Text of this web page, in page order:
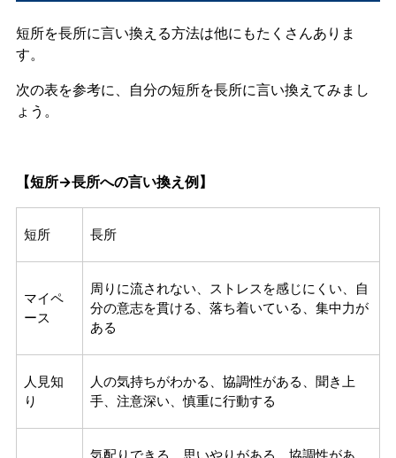
短所を長所に言い換える方法は他にもたくさんありま
す。
次の表を参考に、自分の短所を長所に言い換えてみまし
ょう。
【短所→長所への言い換え例】
短所 長所
マイペ
ース
周りに流されない、ストレスを感じにくい、自
分の意志を貫ける、落ち着いている、集中力が
ある
人見知
り
人の気持ちがわかる、協調性がある、聞き上
手、注意深い、慎重に行動する